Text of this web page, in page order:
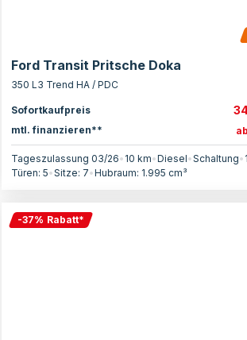
Ford Transit Pritsche Doka
350 L3 Trend HA / PDC
Sofortkaufpreis
mtl. finanzieren**
ab
Tageszulassung 03/26• 10 km•Diesel•Schaltung•
Türen: 5•Sitze: 7•Hubraum: 1.995 cm³
-37% Rabatt*